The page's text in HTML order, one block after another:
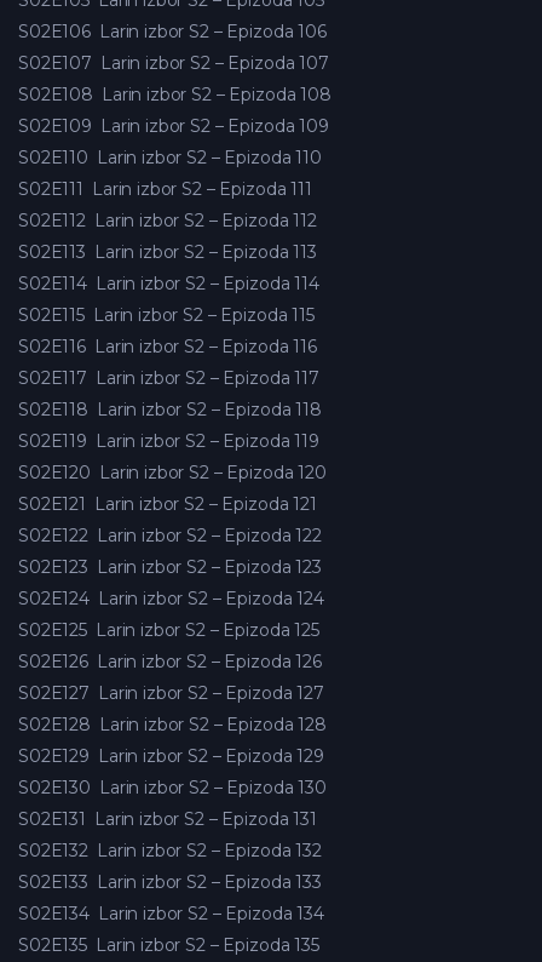
S02E106 Larin izbor S2 – Epizoda 106
S02E107 Larin izbor S2 – Epizoda 107
S02E108 Larin izbor S2 – Epizoda 108
S02E109 Larin izbor S2 – Epizoda 109
S02E110 Larin izbor S2 – Epizoda 110
S02E111
Larin izbor S2 – Epizoda 111
S02E112 Larin izbor S2 – Epizoda 112
S02E113 Larin izbor S2 – Epizoda 113
S02E114 Larin izbor S2 – Epizoda 114
S02E115 Larin izbor S2 – Epizoda 115
S02E116 Larin izbor S2 – Epizoda 116
S02E117 Larin izbor S2 – Epizoda 117
S02E118 Larin izbor S2 – Epizoda 118
S02E119 Larin izbor S2 – Epizoda 119
S02E120 Larin izbor S2 – Epizoda 120
S02E121
Larin izbor S2 – Epizoda 121
S02E122 Larin izbor S2 – Epizoda 122
S02E123 Larin izbor S2 – Epizoda 123
S02E124 Larin izbor S2 – Epizoda 124
S02E125 Larin izbor S2 – Epizoda 125
S02E126 Larin izbor S2 – Epizoda 126
S02E127 Larin izbor S2 – Epizoda 127
S02E128 Larin izbor S2 – Epizoda 128
S02E129 Larin izbor S2 – Epizoda 129
S02E130 Larin izbor S2 – Epizoda 130
S02E131
Larin izbor S2 – Epizoda 131
S02E132 Larin izbor S2 – Epizoda 132
S02E133 Larin izbor S2 – Epizoda 133
S02E134 Larin izbor S2 – Epizoda 134
S02E135 Larin izbor S2 – Epizoda 135